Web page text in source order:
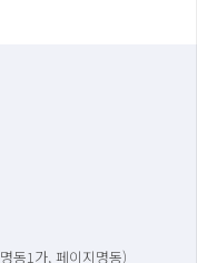
동1가, 페이지명동)